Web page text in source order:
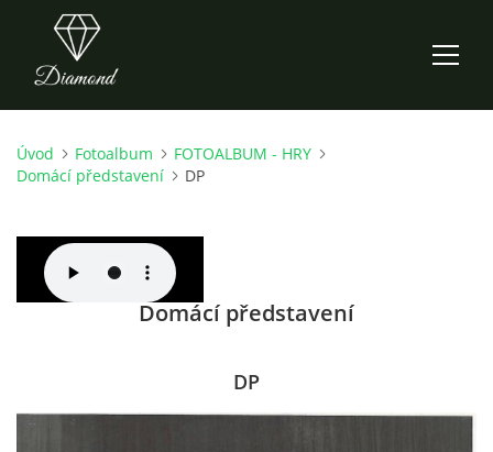
ÚVOD
O NÁS
CO NOVÉHO ZKOUŠÍME
Úvod Fotoalbum
FOTOALBUM - HRY
Domácí představení
DP
Domácí představení
DP